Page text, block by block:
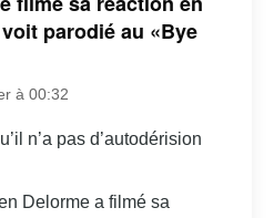
parodié au «Bye
à 00:32
n’a pas d’autodérision
Delorme a filmé sa